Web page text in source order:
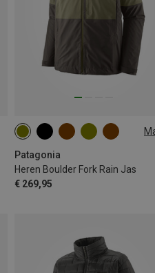
Patagonia
Heren Boulder Fork Rain Jas
€ 269,95
S M L XL